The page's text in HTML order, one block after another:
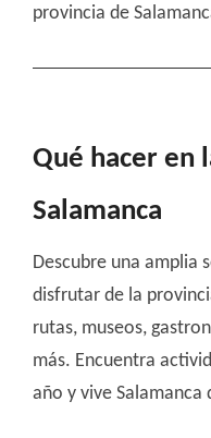
provincia de
Qué hacer en
Salamanca
Descubre una amplia
disfrutar de la
rutas, museos,
más. Encuentra
año y vive